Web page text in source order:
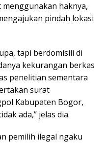
haknya,
pindah lokasi
tapi berdomisili di
kekurangan berkas
penelitian sementara
surat
Kabupaten Bogor,
ada,” jelas dia.
pemilih ilegal ngaku